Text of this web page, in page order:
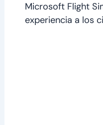
Microsoft Flight
experiencia a los